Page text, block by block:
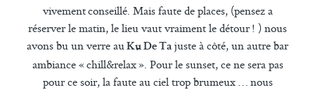
vivement conseillé. Mais faute de places, (pensez a
réserver le matin, le lieu vaut vraiment le détour ! ) nous
avons bu un verre auKu De Ta juste à côté, un autre bar
ambiance « chill&relax ». Pour le sunset, ce ne sera pas
pour ce soir, la faute au ciel trop brumeux … nous